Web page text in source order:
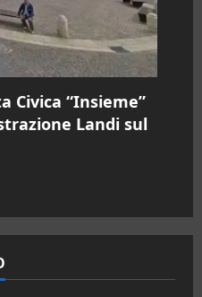
Civica “Insieme”
Landi sul